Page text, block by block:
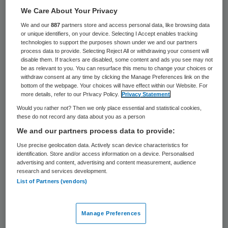
Regionale ambulancediensten beraden zich
op maatregelen om
ambulancemedewerkers beter te
beschermen tegen extreem geweld.
Volgens brancheorganisatie Ambulancezorg
Nederland gaat het om de aanschaf van
persoonlijke beschermingsmiddelen zoals
helmen en scherfwerende vesten, maar ook
om scholing en trainingen.
“Tussen alle hulpdiensten zijn afspraken
behandelen van slachtoffers en over de
aanschaf van extra medische hulpmiddelen
We Care About Your Privacy
We and our887 partners store and access personal data, like browsing data
or unique identifiers, on your device. Selecting I Accept enables tracking
technologies to support the purposes shown under we and our partners
process data to provide. Selecting Reject All or withdrawing your consent will
disable them. If trackers are disabled, some content and ads you see may not
be as relevant to you. You can resurface this menu to change your choices or
withdraw consent at any time by clicking the Manage Preferences link on the
bottom of the webpage. Your choices will have effect within our Website. For
more details, refer to our Privacy Policy.
Privacy Statement
Would you rather not? Then we only place essential and statistical cookies,
these do not record any data about you as a person
We and our partners process data to provide:
Use precise geolocation data. Actively scan device characteristics for
identification. Store and/or access information on a device. Personalised
advertising and content, advertising and content measurement, audience
research and services development.
List of Partners (vendors)
Manage Preferences